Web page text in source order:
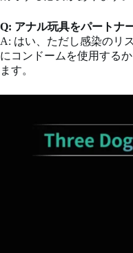
Q: アナル玩具をパートナ
A: はい、ただし感染のリ
にコンドームを使用する
ます。